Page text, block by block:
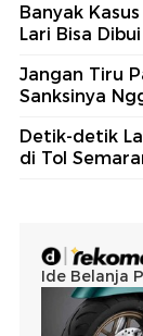
Banyak
Lari Bisa
Jangan Tiru
Sanksinya
Detik-detik
di Tol